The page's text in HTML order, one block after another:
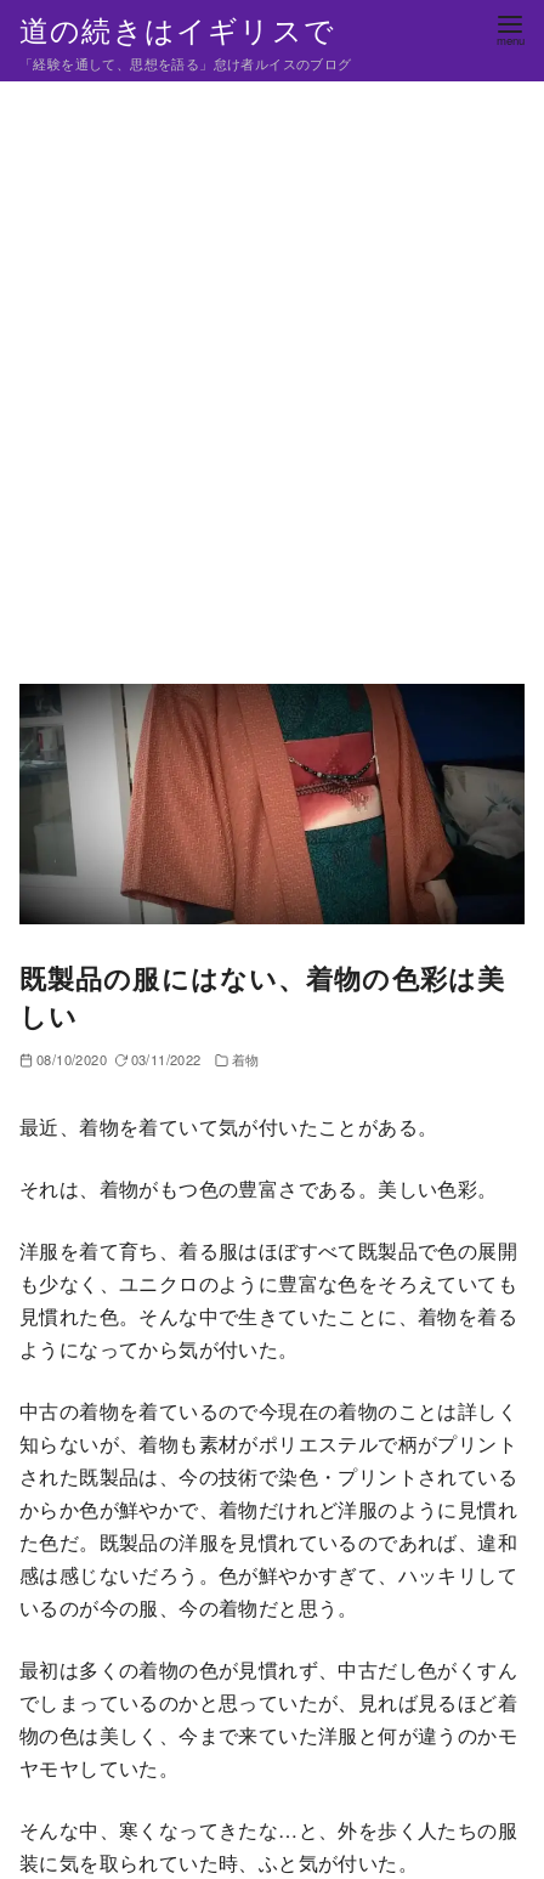
テ
道の続きはイギリスで
「経験を通して、思想を語る」怠け者ルイスのブログ
既製品の服にはない、着物の色彩は美
しい
08/10/2020 03/11/2022 着物
最近、着物を着ていて気が付いたことがある。
それは、着物がもつ色の豊富さである。美しい色彩。
洋服を着て育ち、着る服はほぼすべて既製品で色の展開
も少なく、ユニクロのように豊富な色をそろえていても
見慣れた色。そんな中で生きていたことに、着物を着る
ようになってから気が付いた。
中古の着物を着ているので今現在の着物のことは詳しく
知らないが、着物も素材がポリエステルで柄がプリント
された既製品は、今の技術で染色・プリントされている
からか色が鮮やかで、着物だけれど洋服のように見慣れ
た色だ。既製品の洋服を見慣れているのであれば、違和
感は感じないだろう。色が鮮やかすぎて、ハッキリして
いるのが今の服、今の着物だと思う。
最初は多くの着物の色が見慣れず、中古だし色がくすん
でしまっているのかと思っていたが、見れば見るほど着
物の色は美しく、今まで来ていた洋服と何が違うのかモ
ヤモヤしていた。
そんな中、寒くなってきたな…と、外を歩く人たちの服
装に気を取られていた時、ふと気が付いた。